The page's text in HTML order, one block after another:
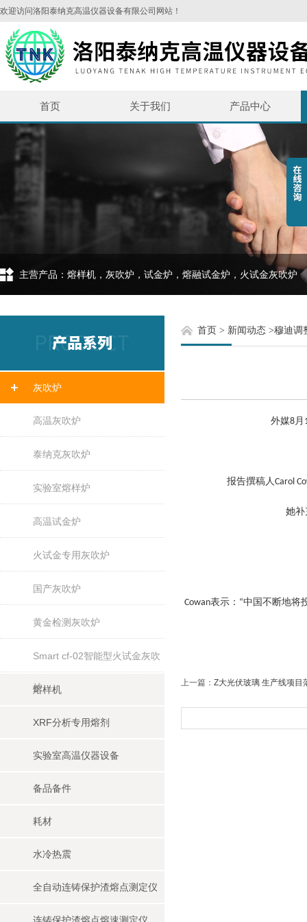
欢迎访问洛阳泰纳克高温仪器设备有限公司网站！
首页 关于我们 产品中心
主营产品：熔样机，灰吹炉，试金炉，熔融试金炉，火试金灰吹炉
灰吹炉
高温灰吹炉
泰纳克灰吹炉
实验室熔样炉
高温试金炉
火试金专用灰吹炉
国产灰吹炉
黄金检测灰吹炉
Smart cf-02智能型火试金灰吹
炉
熔样机
XRF分析专用熔剂
实验室高温仪器设备
备品备件
耗材
水冷热震
全自动连铸保护渣熔点测定仪
首页 > 新闻动态 >穆迪调
外媒8月
报告撰稿人Carol
她补
Cowan表示：“中国不断地
上一篇： Z大光伏玻璃 生产线项目